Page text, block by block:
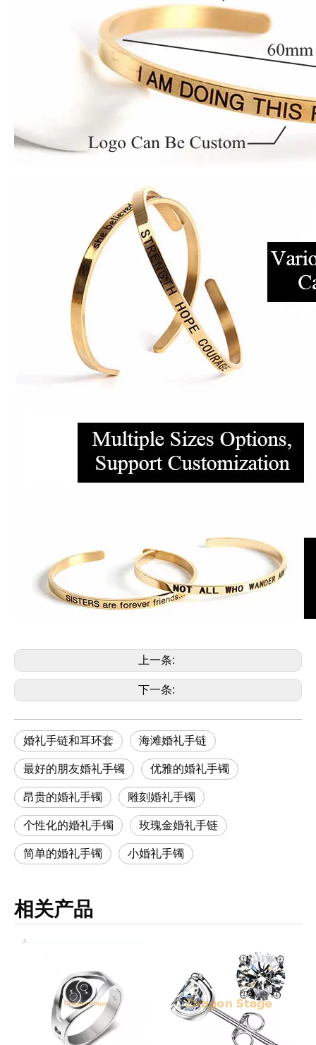
上一条:
下一条:
婚礼手链和耳环套 海滩婚礼手链
最好的朋友婚礼手镯 优雅的婚礼手镯
昂贵的婚礼手镯 雕刻婚礼手镯
个性化的婚礼手镯 玫瑰金婚礼手链
简单的婚礼手镯 小婚礼手镯
相关产品